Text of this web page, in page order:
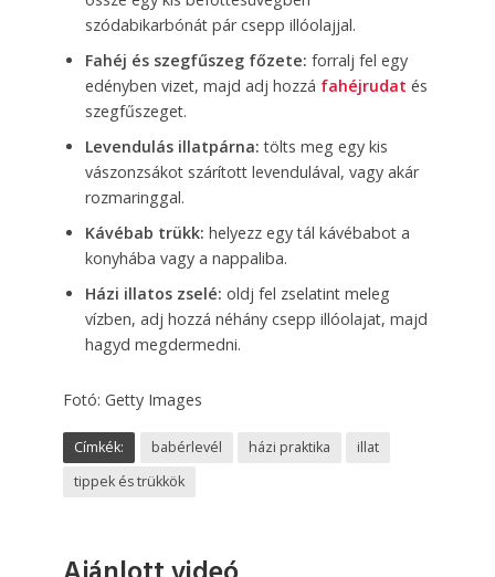
szódabikarbónát pár csepp illóolajjal.
Fahéj és szegfűszeg főzete: forralj fel egy
edényben vizet, majd adj hozzá fahéjrudat és
szegfűszeget.
Levendulás illatpárna: tölts meg egy kis
vászonzsákot szárított levendulával, vagy akár
rozmaringgal.
Kávébab trükk: helyezz egy tál kávébabot a
konyhába vagy a nappaliba.
Házi illatos zselé: oldj fel zselatint meleg
vízben, adj hozzá néhány csepp illóolajat, majd
hagyd megdermedni.
Fotó: Getty Images
Címkék: babérlevél házi praktika
illat
tippek és trükkök